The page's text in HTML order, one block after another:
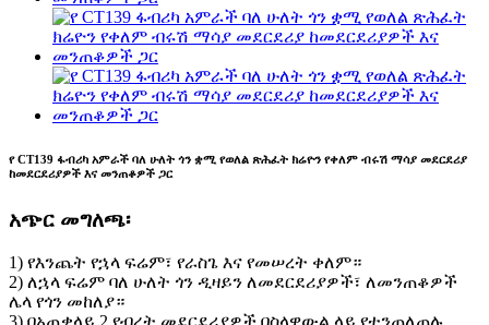
የ CT139 ፋብሪካ አምራች ባለ ሁለት ጎን ቋሚ የወለል ጽሕፈት ክሬዮን የቀለም ብሩሽ ማሳያ መደርደሪያ
ከመደርደሪያዎች እና መንጠቆዎች ጋር
አጭር መግለጫ፡
1) የእንጨት የኋላ ፍሬም፣ የራስጌ እና የመሠረት ቀለም።
2) ለኋላ ፍሬም ባለ ሁለት ጎን ዲዛይን ለመደርደሪያዎች፣ ለመንጠቆዎች
ሌላ የጎን መከለያ።
3) በአጠቃላይ 2 የብረት መደርደሪያዎች በስላዋውል ላይ የተንጠለጠሉ